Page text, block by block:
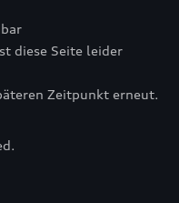
diese Seite leider
Zeitpunkt erneut.